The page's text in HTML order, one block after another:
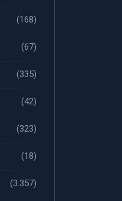
(168)
(67)
(335)
(42)
(323)
(18)
(3.357)